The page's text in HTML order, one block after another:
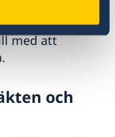
pengar av
eller böter
med att
och